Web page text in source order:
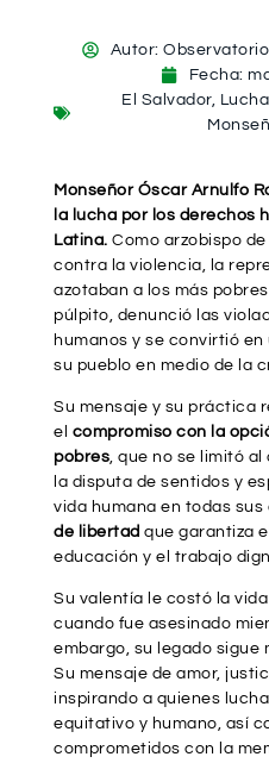
Autor:
Fecha:
El Salvador,
Monseñor Óscar Arnulfo
la lucha por los derechos
Latina. Como arzobispo
contra la violencia, la
azotaban a los más
púlpito, denunció las
humanos y se convirtió
su pueblo en medio de la
Su mensaje y su práctica
el compromiso con la
pobres, que no se limitó
la disputa de sentidos y
vida humana en todas sus
de libertad que garantiza
educación y el trabajo
Su valentía le costó la vida
cuando fue asesinado
embargo, su legado sigue
Su mensaje de amor,
inspirando a quienes
equitativo y humano, así
comprometidos con la